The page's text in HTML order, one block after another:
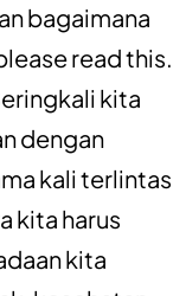
bagaimana
read this.
kita
dengan
kali terlintas
kita harus
kita